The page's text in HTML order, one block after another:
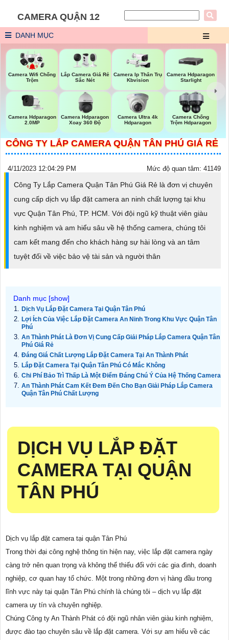
CAMERA QUẬN 12
DANH MỤC
Camera Wifi Chống
Trộm
Lắp Camera Giá Rẻ
Sắc Nét
Camera Ip Thân Trụ
Kbvision
Camera Hdparagon
Starlight
Camera Hdparagon
2.0MP
Camera Hdparagon
Xoay 360 Độ
Camera Ultra 4k
Hdparagon
Camera Chống
Trộm Hdparagon
CÔNG TY LẮP CAMERA QUẬN TÂN PHÚ GIÁ RẺ
4/11/2023 12:04:29 PM Mức độ quan tâm: 41149
Công Ty Lắp Camera Quận Tân Phú Giá Rẻ là đơn vị chuyên
cung cấp dịch vụ lắp đặt camera an ninh chất lượng tại khu
vực Quận Tân Phú, TP. HCM. Với đội ngũ kỹ thuật viên giàu
kinh nghiệm và am hiểu sâu về hệ thống camera, chúng tôi
cam kết mang đến cho khách hàng sự hài lòng và an tâm
tuyệt đối về việc bảo vệ tài sản và người thân
Dịch Vụ Lắp Đặt Camera Tại Quận Tân Phú
Lợi Ích Của Việc Lắp Đặt Camera An Ninh Trong Khu Vực Quận Tân
Phú
An Thành Phát Là Đơn Vị Cung Cấp Giải Pháp Lắp Camera Quận Tân
Phú Giá Rẻ
Đáng Giá Chất Lượng Lắp Đặt Camera Tại An Thành Phát
Lắp Đặt Camera Tại Quận Tân Phú Có Mắc Không
Chi Phí Bảo Trì Thấp Là Một Điểm Đáng Chú Ý Của Hệ Thống Camera
An Thành Phát Cam Kết Đem Đến Cho Bạn Giải Pháp Lắp Camera
Quận Tân Phú Chất Lượng
DỊCH VỤ LẮP ĐẶT
CAMERA TẠI QUẬN
TÂN PHÚ
Dịch vụ lắp đặt camera tại quận Tân Phú
Trong thời đại công nghệ thông tin hiện nay, việc lắp đặt camera ngày
càng trở nên quan trọng và không thể thiếu đối với các gia đình, doanh
nghiệp, cơ quan hay tổ chức. Một trong những đơn vị hàng đầu trong
lĩnh vực này tại quận Tân Phú chính là chúng tôi – dịch vụ lắp đặt
camera uy tín và chuyên nghiệp.
Chúng Công ty An Thành Phát có đội ngũ nhân viên giàu kinh nghiệm,
được đào tạo chuyên sâu về lắp đặt camera. Với sự am hiểu về các